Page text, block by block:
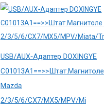
USB/AUX-Адаптер DOXINGYE
C01013A1==>>Штат.Магнитоле
Mazda
2/3/5/6/CX7/MX5/MPV/Mi